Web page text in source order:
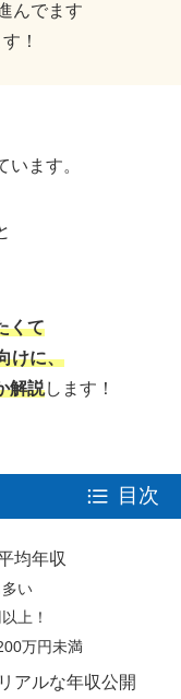
んでます
！
ます。
くて
けに、
解説します！
目次
均年収
い
上！
万円未満
アルな年収公開